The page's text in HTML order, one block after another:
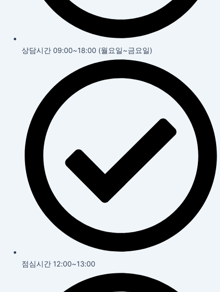
상담시간 09:00~18:00 (월요일~금요일)
점심시간 12:00~13:00